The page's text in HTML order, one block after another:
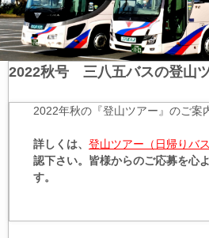
2022秋号 三八五バスの登山
2022年秋の『登山ツアー』のご
詳しくは、 登山ツアー（日帰りバス
認下さい。皆様からのご応募を心
す。